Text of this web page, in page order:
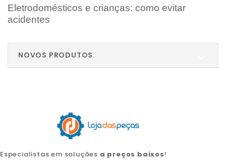
Eletrodomésticos e crianças: como evitar
acidentes
NOVOS PRODUTOS
Especialistas em soluções a preços baixos!